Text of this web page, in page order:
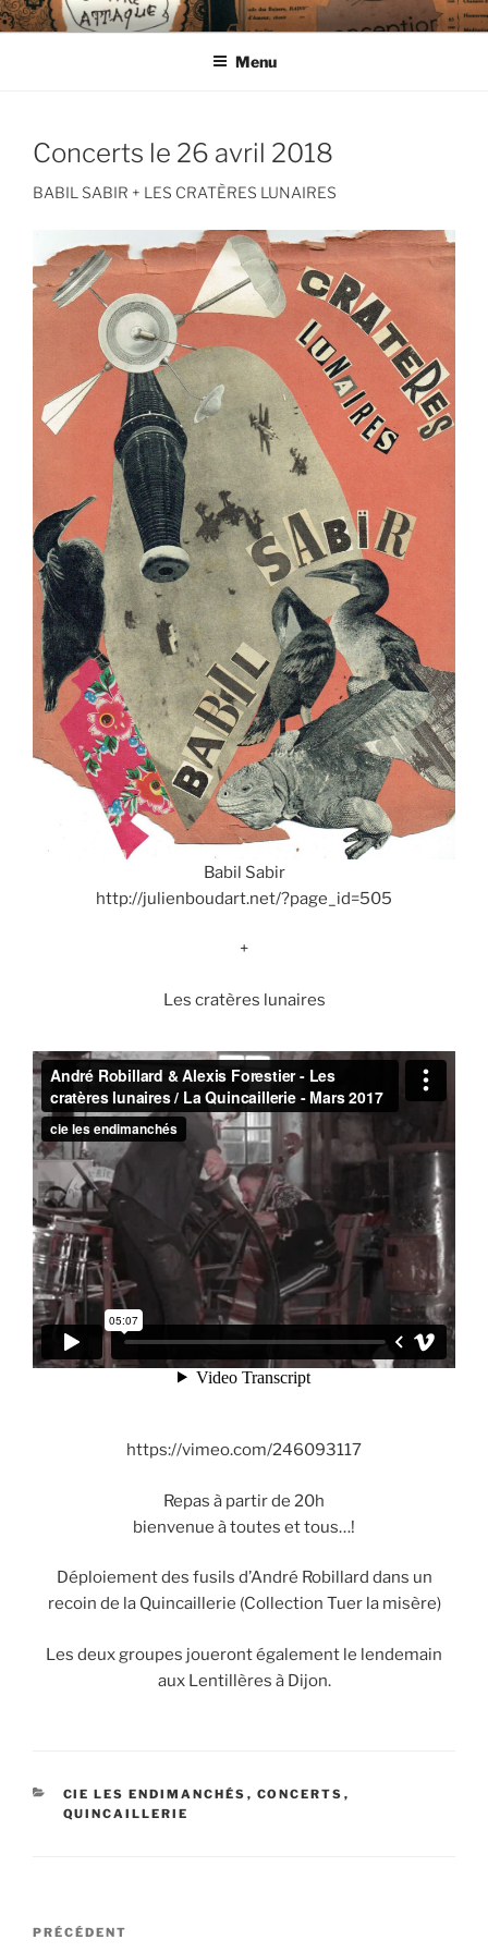
Aller
au
CIE LES ENDIMANCHÉS
Menu
Concerts le 26 avril 2018
BABIL SABIR + LES CRATÈRES LUNAIRES
Babil Sabir
http://julienboudart.net/?page_id=505
+
Les cratères lunaires
https://vimeo.com/246093117
Repas à partir de 20h
bienvenue à toutes et tous…!
Déploiement des fusils d’André Robillard dans un
recoin de la Quincaillerie (Collection Tuer la misère)
Les deux groupes joueront également le lendemain
aux Lentillères à Dijon.
CATÉGORIES
CIE LES ENDIMANCHÉS , CONCERTS ,
QUINCAILLERIE
Navigation
Article
PRÉCÉDENT